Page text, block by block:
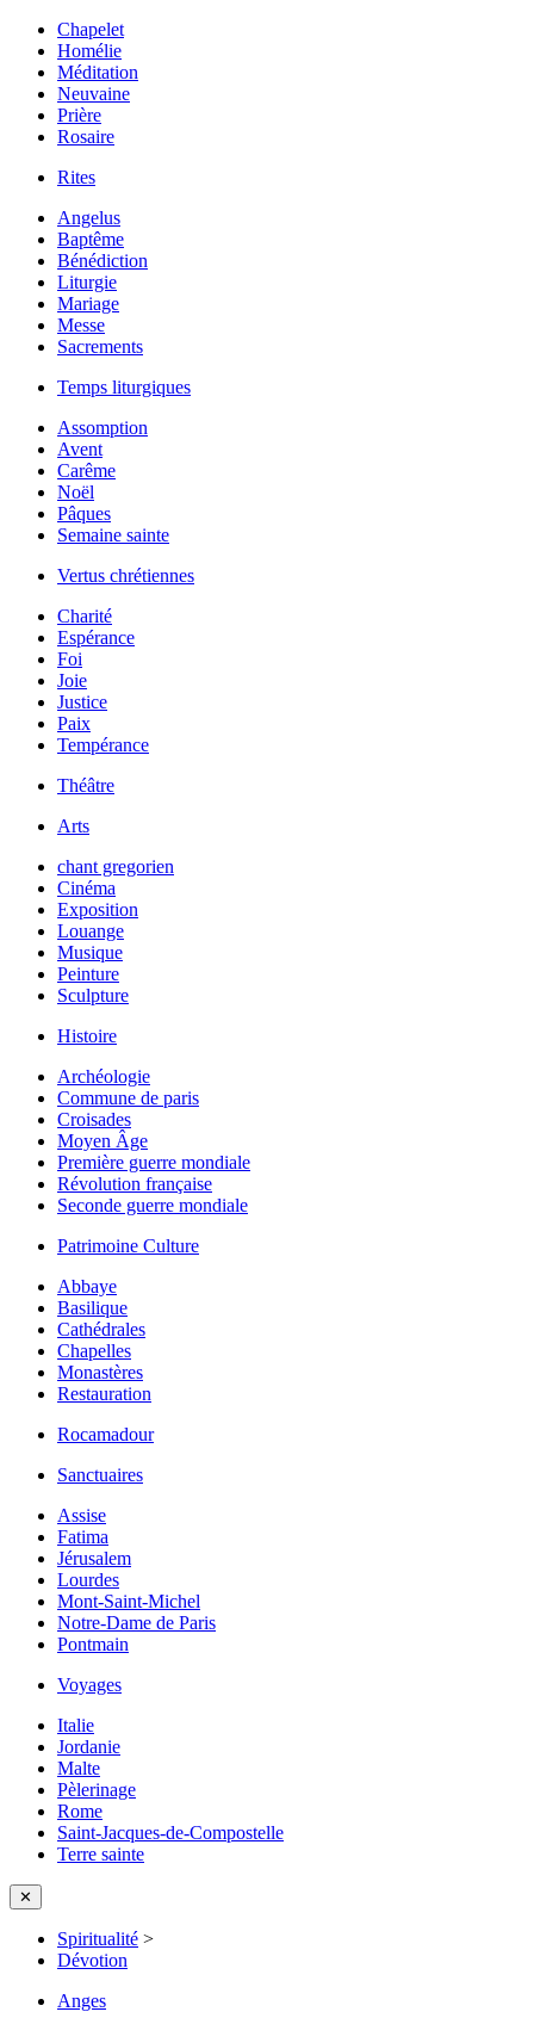
Chapelet
Homélie
Méditation
Neuvaine
Prière
Rosaire
Rites
Angelus
Baptême
Bénédiction
Liturgie
Mariage
Messe
Sacrements
Temps liturgiques
Assomption
Avent
Carême
Noël
Pâques
Semaine sainte
Vertus chrétiennes
Charité
Espérance
Foi
Joie
Justice
Paix
Tempérance
Théâtre
Arts
chant gregorien
Cinéma
Exposition
Louange
Musique
Peinture
Sculpture
Histoire
Archéologie
Commune de paris
Croisades
Moyen Âge
Première guerre mondiale
Révolution française
Seconde guerre mondiale
Patrimoine Culture
Abbaye
Basilique
Cathédrales
Chapelles
Monastères
Restauration
Rocamadour
Sanctuaires
Assise
Fatima
Jérusalem
Lourdes
Mont-Saint-Michel
Notre-Dame de Paris
Pontmain
Voyages
Italie
Jordanie
Malte
Pèlerinage
Rome
Saint-Jacques-de-Compostelle
Terre sainte
✕
Spiritualité >
Dévotion
Anges